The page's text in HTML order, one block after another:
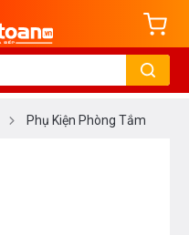
Phụ Kiện Phòng Tắm